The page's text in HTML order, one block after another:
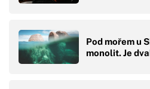
Pod mořem u
monolit. Je